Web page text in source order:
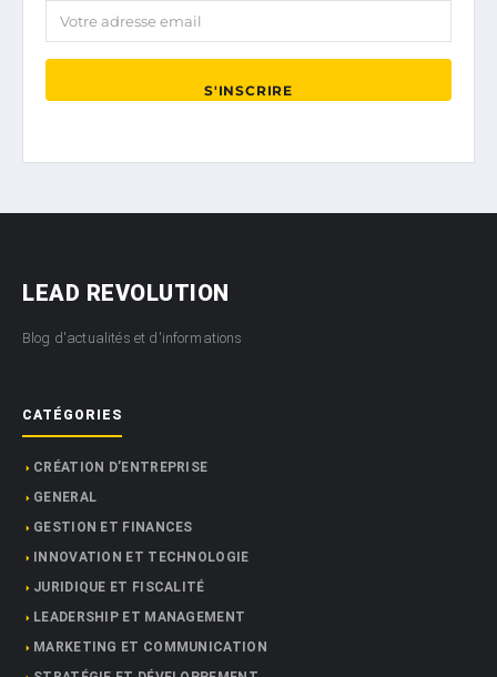
Votre adresse email
S'INSCRIRE
LEAD REVOLUTION
Blog d'actualités et d'informations
CATÉGORIES
CRÉATION D’ENTREPRISE
GENERAL
GESTION ET FINANCES
INNOVATION ET TECHNOLOGIE
JURIDIQUE ET FISCALITÉ
LEADERSHIP ET MANAGEMENT
MARKETING ET COMMUNICATION